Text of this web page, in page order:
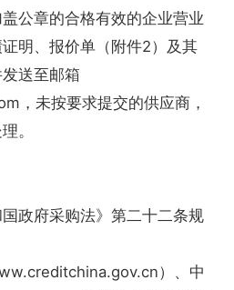
公章的合格有效的企业营业
明、报价单（附件2）及其
送至邮箱
，未按要求提交的供应商，
。
政府采购法》第二十二条规
）、中